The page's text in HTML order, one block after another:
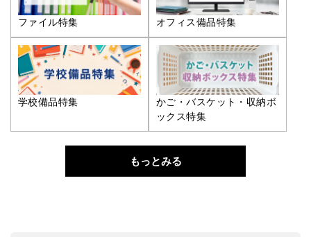
ファイル特集 オフィス備品特集
学校備品特集
かご・バスケット・収納ボ
ックス特集
もっとみる